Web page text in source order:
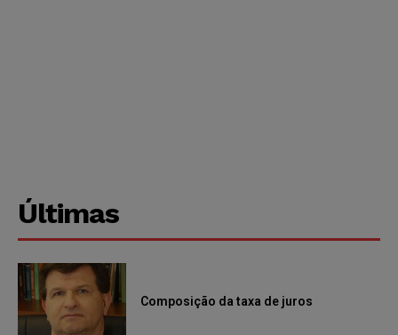
Últimas
Composição da taxa de juros